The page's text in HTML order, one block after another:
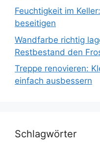
Feuchtigkeit im
beseitigen
Wandfarbe richtig
Restbestand den
Treppe renovieren:
einfach ausbessern
Schlagwörter